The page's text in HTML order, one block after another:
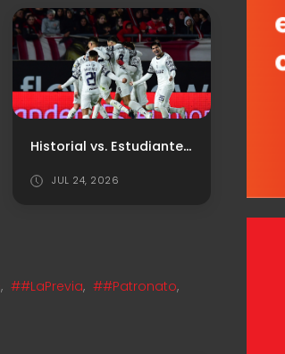
Historial vs. Estudiantes de La Plata
JUL 24, 2026
, ##LaPrevia, ##Patronato,